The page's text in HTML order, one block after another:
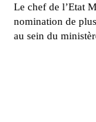
Le chef de l’Etat
nomination de
au sein du